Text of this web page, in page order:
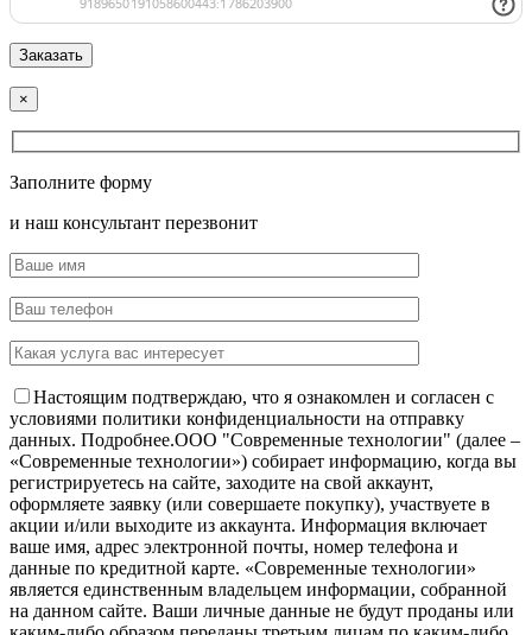
×
Заполните форму
и наш консультант перезвонит
Настоящим подтверждаю, что я ознакомлен и согласен с
условиями политики конфиденциальности на отправку
данных. Подробнее.OOO "Современные технологии" (далее –
«Современные технологии») собирает информацию, когда вы
регистрируетесь на сайте, заходите на свой аккаунт,
оформляете заявку (или совершаете покупку), участвуете в
акции и/или выходите из аккаунта. Информация включает
ваше имя, адрес электронной почты, номер телефона и
данные по кредитной карте. «Современные технологии»
является единственным владельцем информации, собранной
на данном сайте. Ваши личные данные не будут проданы или